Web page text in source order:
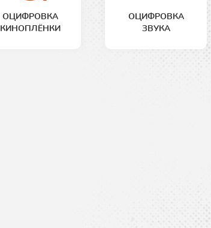
ОЦИФРОВКА
КИНОПЛЁНКИ
ОЦИФРОВКА
ЗВУКА